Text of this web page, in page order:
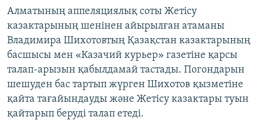
Алматының аппеляциялық соты Жетісу
казактарының шенінен айырылған атаманы
Владимира Шихотовтың Қазақстан казактарының
басшысы мен «Казачий курьер» газетіне қарсы
талап-арызын қабылдамай тастады. Погондарын
шешуден бас тартып жүрген Шихотов қызметіне
қайта тағайындауды және Жетісу казактары туын
қайтарып беруді талап етеді.